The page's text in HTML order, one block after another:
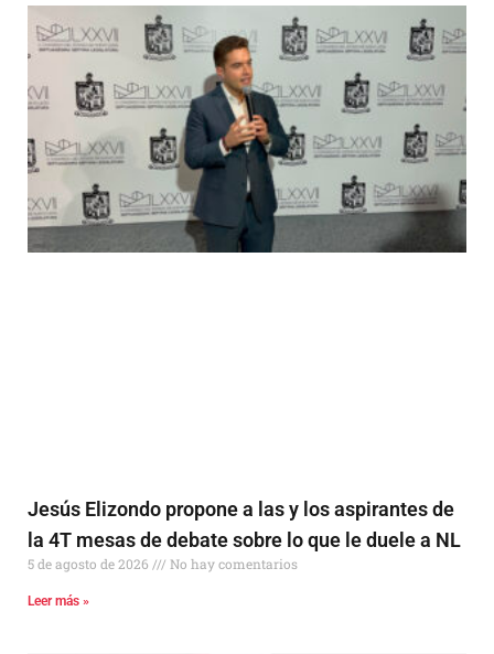
Jesús Elizondo propone a las y los aspirantes de
la 4T mesas de debate sobre lo que le duele a NL
5 de agosto de 2026 No hay comentarios
Leer más »